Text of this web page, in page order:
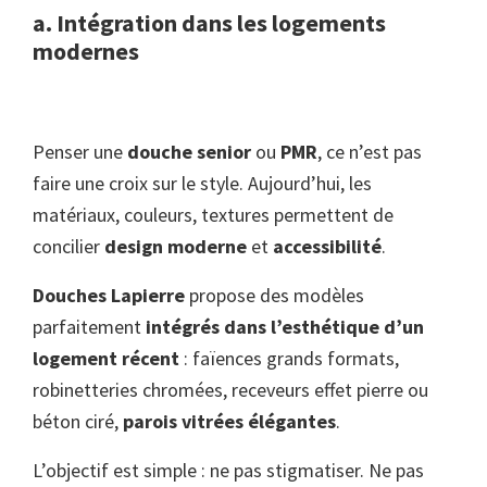
a. Intégration dans les logements
modernes
Penser une douche senior ou PMR, ce n’est pas
faire une croix sur le style. Aujourd’hui, les
matériaux, couleurs, textures permettent de
concilier design moderne et accessibilité.
Douches Lapierre propose des modèles
parfaitement intégrés dans l’esthétique d’un
logement récent : faïences grands formats,
robinetteries chromées, receveurs effet pierre ou
béton ciré, parois vitrées élégantes.
L’objectif est simple : ne pas stigmatiser. Ne pas